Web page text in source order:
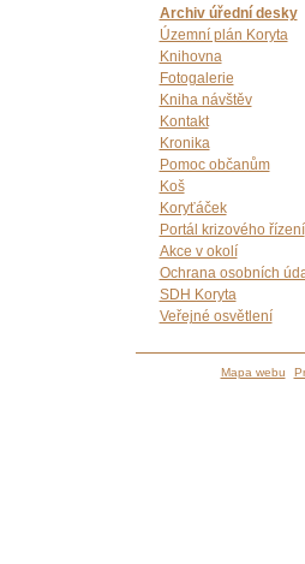
Archiv úřední desky
Územní plán Koryta
Knihovna
Fotogalerie
Kniha návštěv
Kontakt
Kronika
Pomoc občanům
Koš
Koryťáček
Portál krizového řízení
Akce v okolí
Ochrana osobních
SDH Koryta
Veřejné osvětlení
Mapa webu